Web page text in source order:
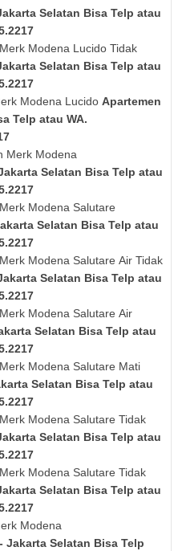
Selatan Bisa Telp atau
Modena Lucido Tidak
Selatan Bisa Telp atau
Modena Lucido Apartemen
Telp atau WA.
Merk Modena
Selatan Bisa Telp atau
Modena Salutare
Selatan Bisa Telp atau
Modena Salutare Air Tidak
Selatan Bisa Telp atau
Modena Salutare Air
Selatan Bisa Telp atau
Modena Salutare Mati
Selatan Bisa Telp atau
Modena Salutare Tidak
Selatan Bisa Telp atau
Modena Salutare Tidak
Selatan Bisa Telp atau
Modena
Jakarta Selatan Bisa Telp